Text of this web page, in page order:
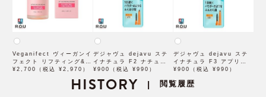
Veganifect ヴィーガンイ
フェクト リフティング&バ
ランシング フィグチェス
¥2,700（税込 ¥2,970）
デジャヴュ dejavu ステ
イナチュラ F2 ナチュラル
ブラウン【アイブロウ】
¥900（税込 ¥990）
デジャヴュ dejavu ステ
イナチュラ F3 アプリコッ
トブラウン【アイブロウ】
¥900（税込 ¥990）
HISTORY | 閲覧履歴